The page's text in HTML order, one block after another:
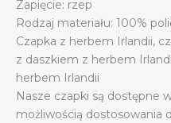
Zapięcie: rzep
Rodzaj materiału: 100%
Czapka z herbem Irlandii,
z daszkiem z herbem
herbem Irlandii
Nasze czapki są dostępne
możliwością dostosowania